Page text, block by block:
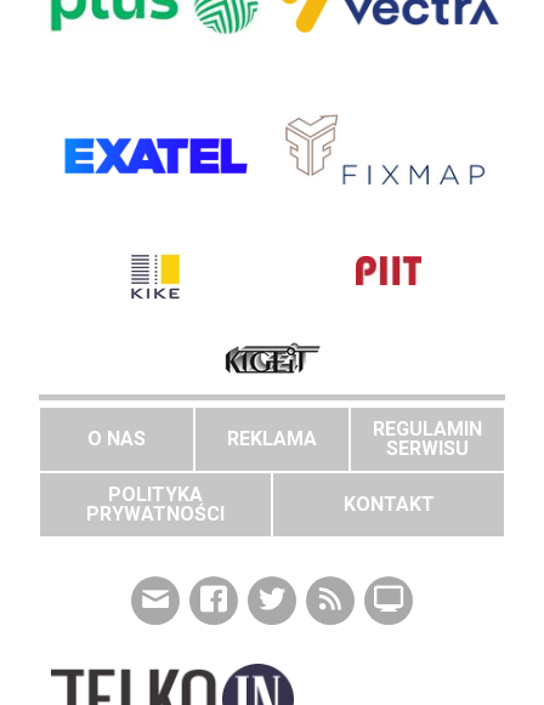
O NAS REKLAMA
REGULAMIN
SERWISU
POLITYKA
PRYWATNOŚCI
KONTAKT